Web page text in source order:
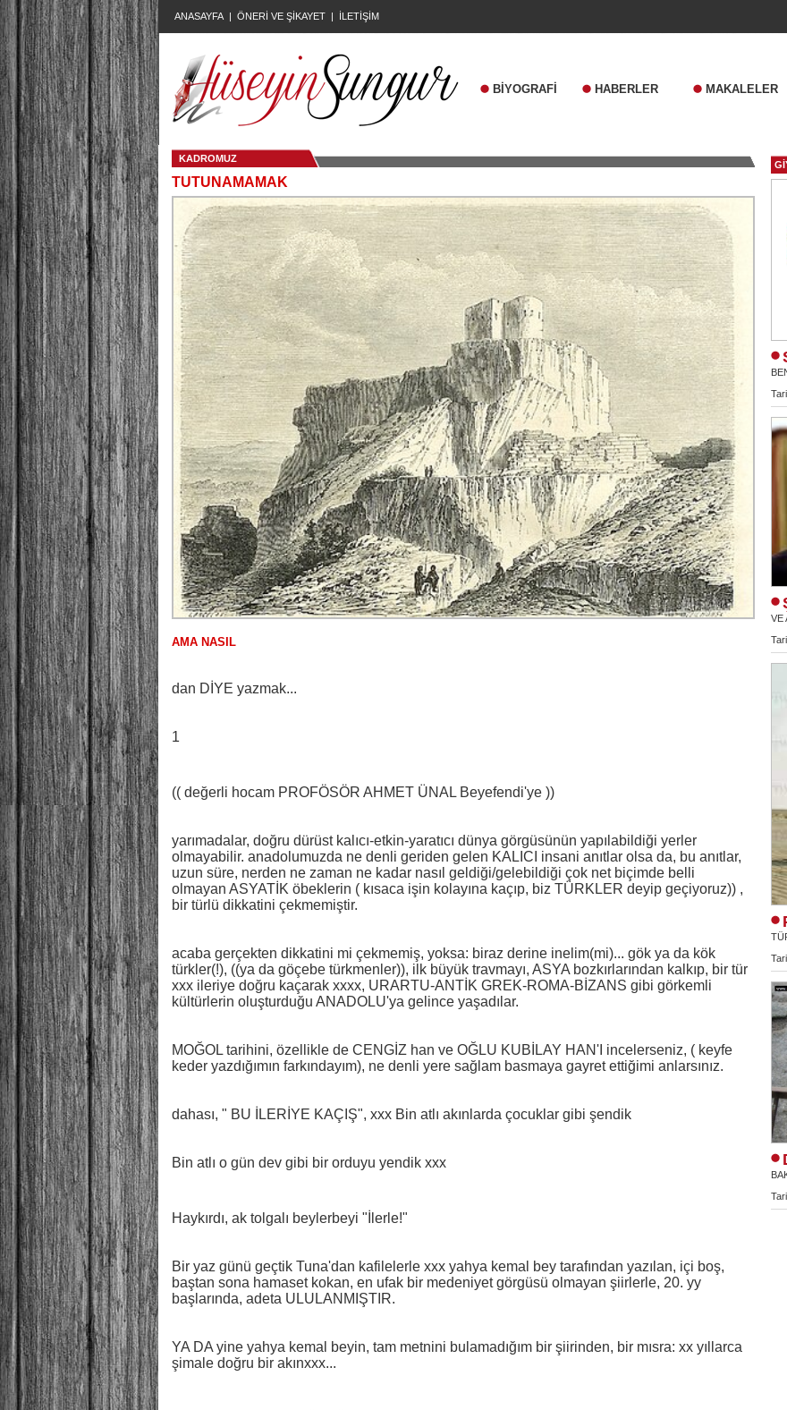
ANASAYFA | ÖNERİ VE ŞİKAYET | İLETİŞİM
BİYOGRAFİ HABERLER MAKALELER
KADROMUZ
TUTUNAMAMAK
AMA NASIL
dan DİYE yazmak...
1
(( değerli hocam PROFÖSÖR AHMET ÜNAL Beyefendi'ye ))
yarımadalar, doğru dürüst kalıcı-etkin-yaratıcı dünya görgüsünün yapılabildiği yerler
olmayabilir. anadolumuzda ne denli geriden gelen KALICI insani anıtlar olsa da, bu anıtlar,
uzun süre, nerden ne zaman ne kadar nasıl geldiği/gelebildiği çok net biçimde belli
olmayan ASYATİK öbeklerin ( kısaca işin kolayına kaçıp, biz TÜRKLER deyip geçiyoruz)) ,
bir türlü dikkatini çekmemiştir.
acaba gerçekten dikkatini mi çekmemiş, yoksa: biraz derine inelim(mi)... gök ya da kök
türkler(!), ((ya da göçebe türkmenler)), ilk büyük travmayı, ASYA bozkırlarından kalkıp, bir tür
xxx ileriye doğru kaçarak xxxx, URARTU-ANTİK GREK-ROMA-BİZANS gibi görkemli
kültürlerin oluşturduğu ANADOLU'ya gelince yaşadılar.
MOĞOL tarihini, özellikle de CENGİZ han ve OĞLU KUBİLAY HAN'I incelerseniz, ( keyfe
keder yazdığımın farkındayım), ne denli yere sağlam basmaya gayret ettiğimi anlarsınız.
dahası, " BU İLERİYE KAÇIŞ", xxx Bin atlı akınlarda çocuklar gibi şendik
Bin atlı o gün dev gibi bir orduyu yendik xxx
Haykırdı, ak tolgalı beylerbeyi "İlerle!"
Bir yaz günü geçtik Tuna'dan kafilelerle xxx yahya kemal bey tarafından yazılan, içi boş,
baştan sona hamaset kokan, en ufak bir medeniyet görgüsü olmayan şiirlerle, 20. yy
başlarında, adeta ULULANMIŞTIR.
YA DA yine yahya kemal beyin, tam metnini bulamadığım bir şiirinden, bir mısra: xx yıllarca
şimale doğru bir akınxxx...
VE